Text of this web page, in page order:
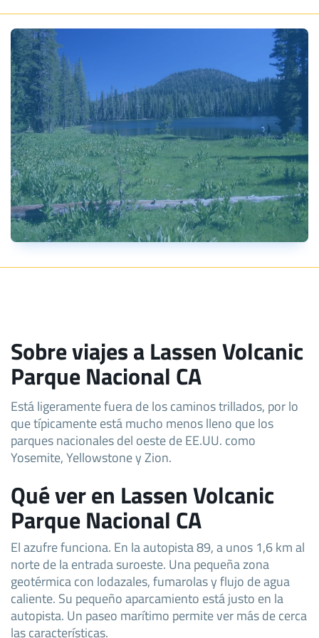
Sobre viajes a Lassen Volcanic
Parque Nacional CA
Está ligeramente fuera de los caminos trillados, por lo
que típicamente está mucho menos lleno que los
parques nacionales del oeste de EE.UU. como
Yosemite, Yellowstone y Zion.
Qué ver en Lassen Volcanic
Parque Nacional CA
El azufre funciona. En la autopista 89, a unos 1,6 km al
norte de la entrada suroeste. Una pequeña zona
geotérmica con lodazales, fumarolas y flujo de agua
caliente. Su pequeño aparcamiento está justo en la
autopista. Un paseo marítimo permite ver más de cerca
las características.